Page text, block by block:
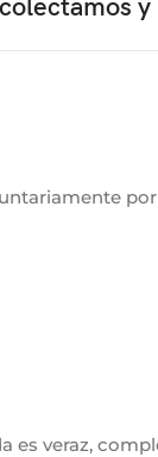
veraz,